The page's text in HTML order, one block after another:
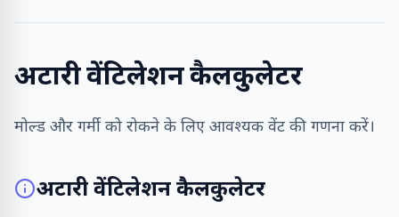
अटारी वेंटिलेशन कैलकुलेटर
मोल्ड और गर्मी को रोकने के लिए आवश्यक वेंट की गणना करें।
अटारी वेंटिलेशन कैलकुलेटर